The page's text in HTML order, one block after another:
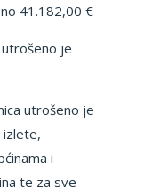
41.182,00 €
je
utrošeno je
izlete,
i
te za sve